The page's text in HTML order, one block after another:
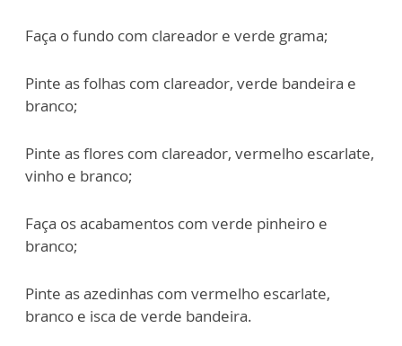
Faça o fundo com clareador e verde grama;
Pinte as folhas com clareador, verde bandeira e
branco;
Pinte as flores com clareador, vermelho escarlate,
vinho e branco;
Faça os acabamentos com verde pinheiro e
branco;
Pinte as azedinhas com vermelho escarlate,
branco e isca de verde bandeira.